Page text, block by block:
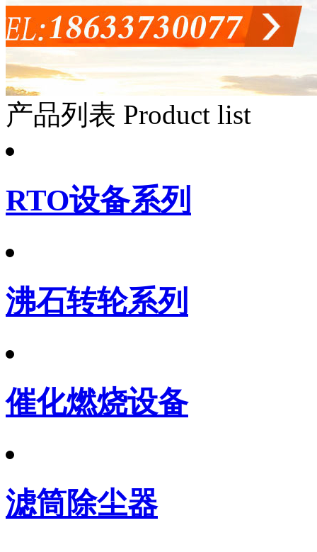
产品列表 Product list
RTO设备系列
沸石转轮系列
催化燃烧设备
滤筒除尘器